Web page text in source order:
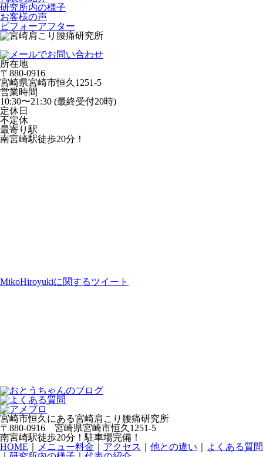
研究所内の様子
お客様の声
ビフォーアフター
所在地
〒880-0916
宮崎県宮崎市恒久1251-5
営業時間
10:30〜21:30 (最終受付20時)
定休日
不定休
最寄り駅
南宮崎駅徒歩20分！
MikoHiroyukiに関するツイート
宮崎市恒久にある宮崎肩こり腰痛研究所
〒880-0916 宮崎県宮崎市恒久1251-5
南宮崎駅徒歩20分！駐車場完備！
HOME
メニュー料金 アクセス 他との違い
よくある質問